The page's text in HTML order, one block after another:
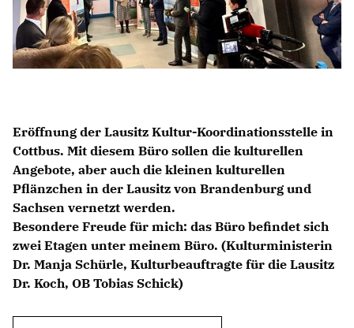
BILDUNG
IDENTITÄT
MEINE 10 PUNKTE
PRAKTIKUM
LINKS
Eröffnung der Lausitz Kultur-Koordinationsstelle in
Cottbus. Mit diesem Büro sollen die kulturellen
Angebote, aber auch die kleinen kulturellen
Pflänzchen in der Lausitz von Brandenburg und
Sachsen vernetzt werden.
Besondere Freude für mich: das Büro befindet sich
zwei Etagen unter meinem Büro. (Kulturministerin
Dr. Manja Schürle, Kulturbeauftragte für die Lausitz
Dr. Koch, OB Tobias Schick)